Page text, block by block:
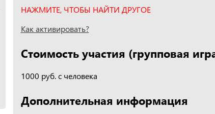
НАЖМИТЕ, ЧТОБЫ НАЙТИ ДРУГОЕ
Как активировать?
Стоимость участия (групповая
1000 руб. с человека
Дополнительная информация